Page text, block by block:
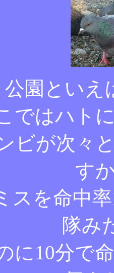
公園といえ
ではハト
ビが次々
す
スを命中
隊み
に10分で